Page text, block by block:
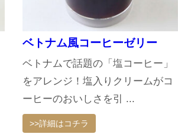
ベトナム風コーヒーゼリー
ベトナムで話題の「塩コーヒー」
をアレンジ！塩入りクリームがコ
ーヒーのおいしさを引 ...
>>詳細はコチラ